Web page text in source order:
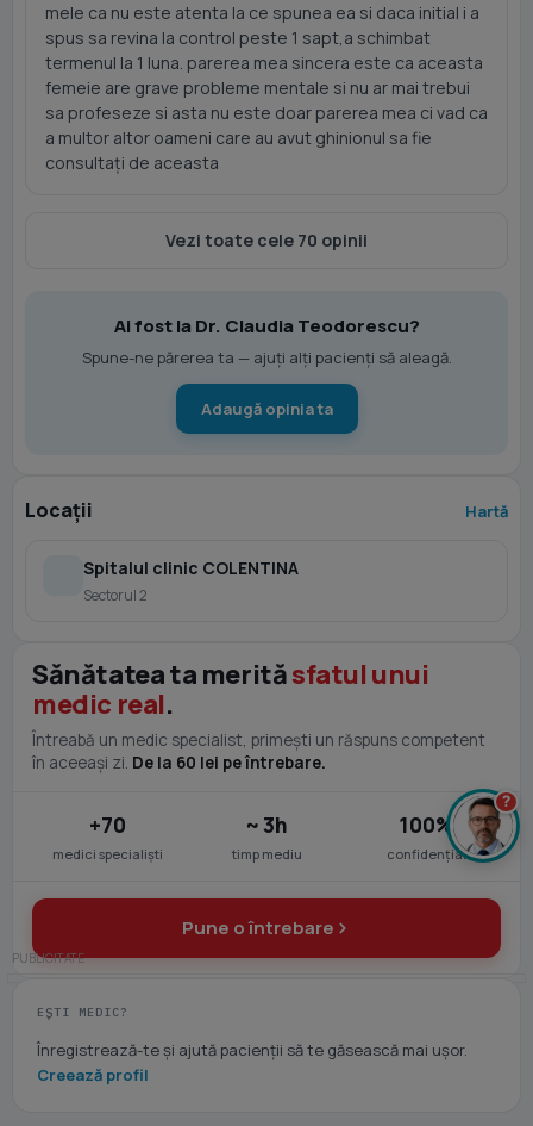
mele ca nu este atenta la ce spunea ea si daca initial i a
spus sa revina la control peste 1 sapt,a schimbat
termenul la 1 luna. parerea mea sincera este ca aceasta
femeie are grave probleme mentale si nu ar mai trebui
sa profeseze si asta nu este doar parerea mea ci vad ca
a multor altor oameni care au avut ghinionul sa fie
consultați de aceasta
Vezi toate cele 70 opinii
Ai fost la Dr. Claudia Teodorescu?
Spune-ne părerea ta — ajuți alți pacienți să aleagă.
Adaugă opinia ta
Locații Hartă
Spitalul clinic COLENTINA
Sectorul 2
Sănătatea ta merităsfatul unui
medic real.
Întreabă un medic specialist, primești un răspuns competent
în aceeași zi. De la 60 lei pe întrebare.
+70
medici specialiști
~ 3h
timp mediu
100%
confidențial
Pune o întrebare
EȘTI MEDIC?
Înregistrează-te și ajută pacienții să te găsească mai ușor.
Creează profil
?